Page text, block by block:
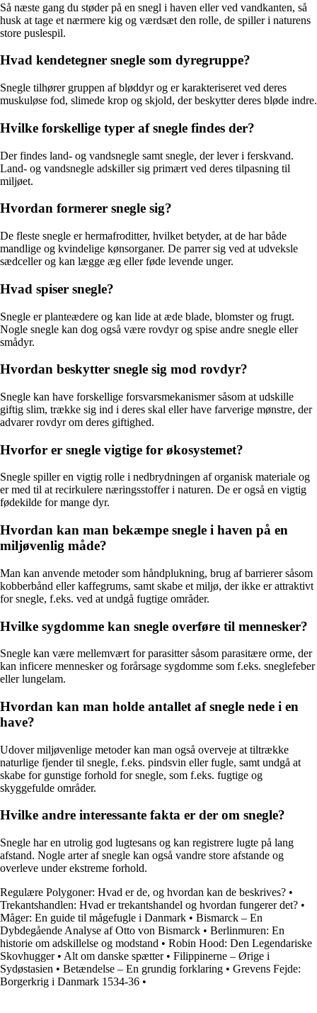
Så næste gang du støder på en snegl i haven eller ved vandkanten, så
husk at tage et nærmere kig og værdsæt den rolle, de spiller i naturens
store puslespil.
Hvad kendetegner snegle som dyregruppe?
Snegle tilhører gruppen af bløddyr og er karakteriseret ved deres
muskuløse fod, slimede krop og skjold, der beskytter deres bløde indre.
Hvilke forskellige typer af snegle findes der?
Der findes land- og vandsnegle samt snegle, der lever i ferskvand.
Land- og vandsnegle adskiller sig primært ved deres tilpasning til
miljøet.
Hvordan formerer snegle sig?
De fleste snegle er hermafroditter, hvilket betyder, at de har både
mandlige og kvindelige kønsorganer. De parrer sig ved at udveksle
sædceller og kan lægge æg eller føde levende unger.
Hvad spiser snegle?
Snegle er planteædere og kan lide at æde blade, blomster og frugt.
Nogle snegle kan dog også være rovdyr og spise andre snegle eller
smådyr.
Hvordan beskytter snegle sig mod rovdyr?
Snegle kan have forskellige forsvarsmekanismer såsom at udskille
giftig slim, trække sig ind i deres skal eller have farverige mønstre, der
advarer rovdyr om deres giftighed.
Hvorfor er snegle vigtige for økosystemet?
Snegle spiller en vigtig rolle i nedbrydningen af organisk materiale og
er med til at recirkulere næringsstoffer i naturen. De er også en vigtig
fødekilde for mange dyr.
Hvordan kan man bekæmpe snegle i haven på en
miljøvenlig måde?
Man kan anvende metoder som håndplukning, brug af barrierer såsom
kobberbånd eller kaffegrums, samt skabe et miljø, der ikke er attraktivt
for snegle, f.eks. ved at undgå fugtige områder.
Hvilke sygdomme kan snegle overføre til mennesker?
Snegle kan være mellemvært for parasitter såsom parasitære orme, der
kan inficere mennesker og forårsage sygdomme som f.eks. sneglefeber
eller lungelam.
Hvordan kan man holde antallet af snegle nede i en
have?
Udover miljøvenlige metoder kan man også overveje at tiltrække
naturlige fjender til snegle, f.eks. pindsvin eller fugle, samt undgå at
skabe for gunstige forhold for snegle, som f.eks. fugtige og
skyggefulde områder.
Hvilke andre interessante fakta er der om snegle?
Snegle har en utrolig god lugtesans og kan registrere lugte på lang
afstand. Nogle arter af snegle kan også vandre store afstande og
overleve under ekstreme forhold.
Regulære Polygoner: Hvad er de, og hvordan kan de beskrives? •
Trekantshandlen: Hvad er trekantshandel og hvordan fungerer det? •
Måger: En guide til mågefugle i Danmark • Bismarck – En
Dybdegående Analyse af Otto von Bismarck • Berlinmuren: En
historie om adskillelse og modstand • Robin Hood: Den Legendariske
Skovhugger• Alt om danske spætter• Filippinerne – Ørige i
Sydøstasien • Betændelse – En grundig forklaring • Grevens Fejde:
Borgerkrig i Danmark 1534-36 •